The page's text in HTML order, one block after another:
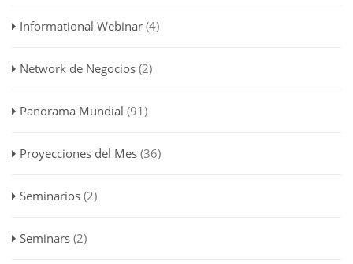
Informational Webinar (4)
Network de Negocios (2)
Panorama Mundial (91)
Proyecciones del Mes (36)
Seminarios (2)
Seminars (2)